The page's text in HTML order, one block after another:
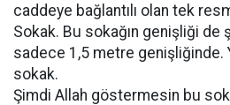
caddeye bağlantılı olan tek
Sokak. Bu sokağın genişliği de
sadece 1,5 metre genişliğinde.
sokak.
Şimdi Allah göstermesin bu